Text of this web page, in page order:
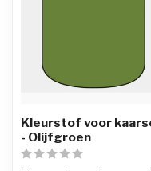
Kleurstof voor
- Olijfgroen